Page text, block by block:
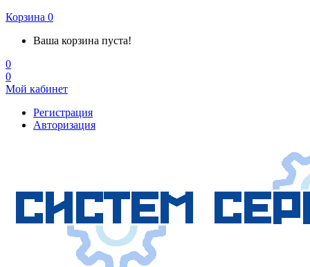
Корзина 0
Ваша корзина пуста!
0
0
Мой кабинет
Регистрация
Авторизация